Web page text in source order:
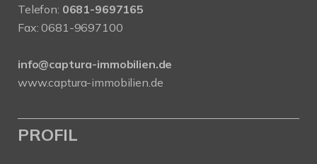
Telefon: 0681-9697165
Fax: 0681-9697100
info@captura-immobilien.de
www.captura-immobilien.de
PROFIL